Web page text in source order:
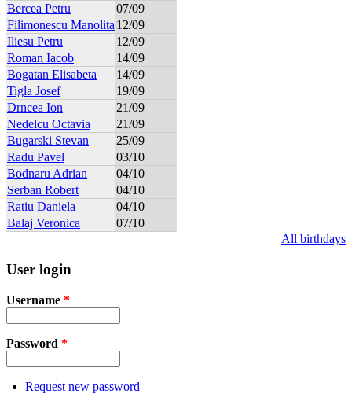
Bercea Petru
07/09
Filimonescu Manolita 12/09
Iliesu Petru
12/09
Roman Iacob
14/09
Bogatan Elisabeta
14/09
Tigla Josef
19/09
Drncea Ion
21/09
Nedelcu Octavia
21/09
Bugarski Stevan
25/09
Radu Pavel
03/10
Bodnaru Adrian
04/10
Serban Robert
04/10
Ratiu Daniela
04/10
Balaj Veronica
07/10
All birthdays
User login
Username *
Password *
Request new password